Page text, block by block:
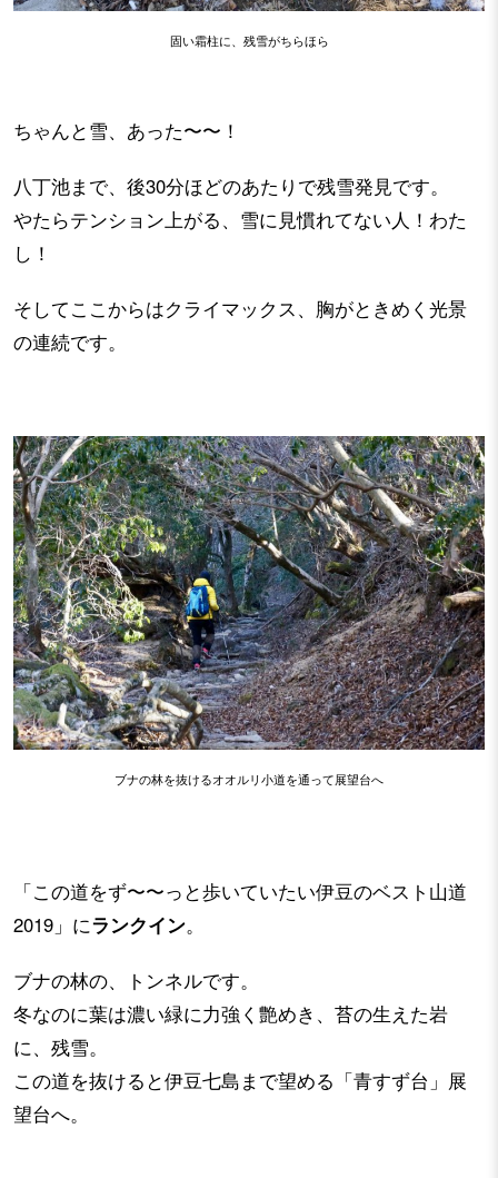
固い霜柱に、残雪がちらほら
ちゃんと雪、あった〜〜！
八丁池まで、後30分ほどのあたりで残雪発見です。
やたらテンション上がる、雪に見慣れてない人！わた
し！
そしてここからはクライマックス、胸がときめく光景
の連続です。
ブナの林を抜けるオオルリ小道を通って展望台へ
「この道をず〜〜っと歩いていたい伊豆のベスト山道
2019」にランクイン。
ブナの林の、トンネルです。
冬なのに葉は濃い緑に力強く艶めき、苔の生えた岩
に、残雪。
この道を抜けると伊豆七島まで望める「青すず台」展
望台へ。